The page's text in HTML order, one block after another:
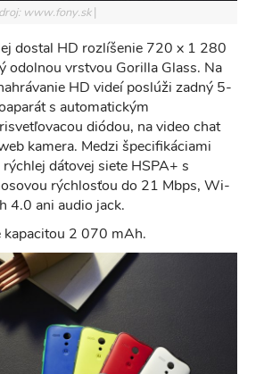
www.fony.sk
dostal HD rozlíšenie 720 x 1 280
odolnou vrstvou Gorilla Glass. Na
HD videí poslúži zadný 5-
s automatickým
diódou, na video chat
kamera. Medzi špecifikáciami
dátovej siete HSPA+ s
rýchlosťou do 21 Mbps, Wi-
4.0 ani audio jack.
kapacitou 2 070 mAh.